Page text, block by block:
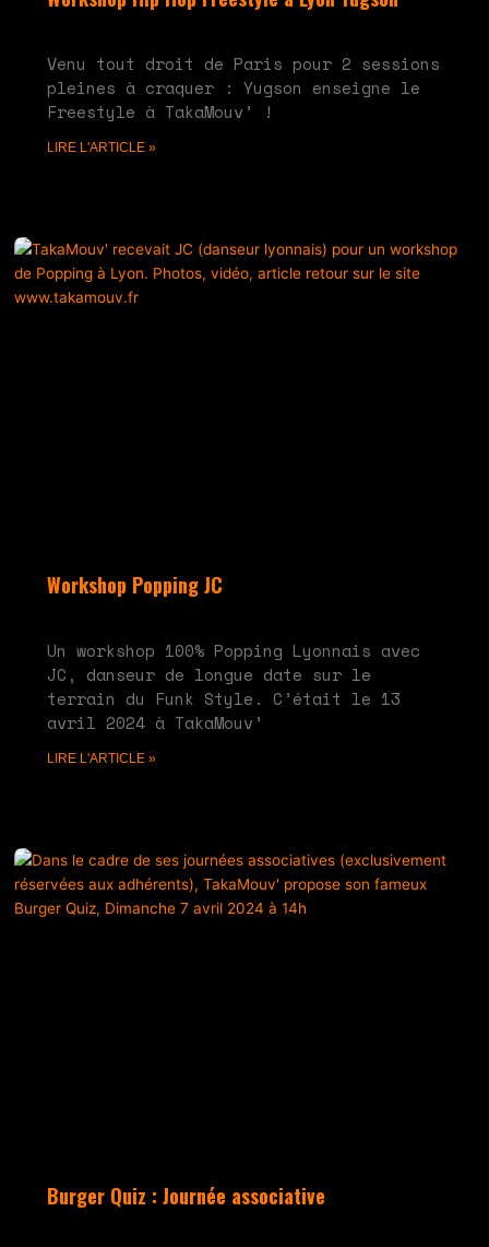
Venu tout droit de Paris pour 2 sessions
pleines à craquer : Yugson enseigne le
Freestyle à TakaMouv’ !
LIRE L'ARTICLE »
Workshop Popping JC
Un workshop 100% Popping Lyonnais avec
JC, danseur de longue date sur le
terrain du Funk Style. C’était le 13
avril 2024 à TakaMouv’
LIRE L'ARTICLE »
Burger Quiz : Journée associative